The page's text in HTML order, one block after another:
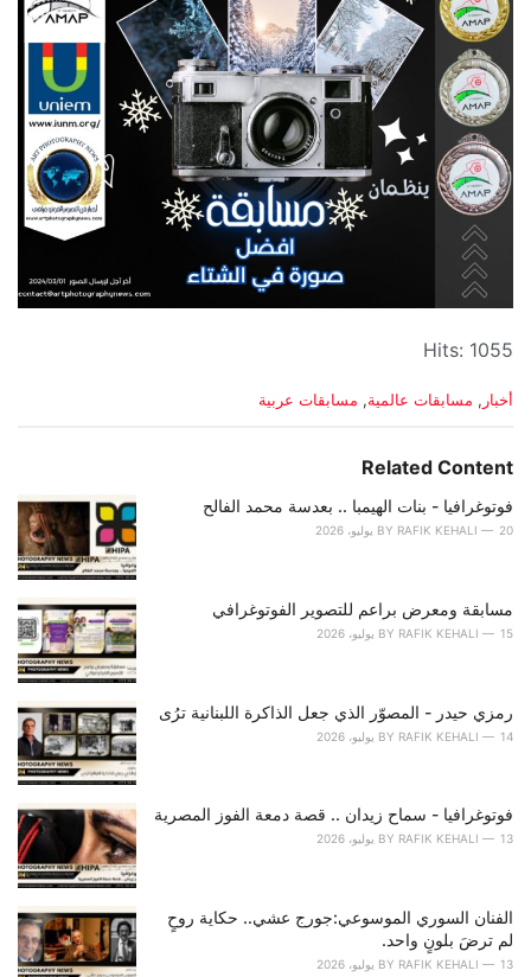
Hits: 1055
C
e
o
r
:
أخبار , مسابقات عالمية, مسابقات عربية
Related Content
فوتوغرافيا - بنات الهيمبا .. بعدسة محمد الفالح
BY RAFIK KEHALI 20 يوليو، 2026
مسابقة ومعرض براعم للتصوير الفوتوغرافي
BY RAFIK KEHALI 15 يوليو، 2026
رمزي حيدر - المصوّر الذي جعل الذاكرة اللبنانية ترُى
BY RAFIK KEHALI 14 يوليو، 2026
فوتوغرافيا - سماح زيدان .. قصة دمعة الفوز المصرية
BY RAFIK KEHALI 13 يوليو، 2026
الفنان السوري الموسوعي:جورج عشي.. حكاية روحٍ
لم ترضَ بلونٍ واحد.
BY RAFIK KEHALI 13 يوليو، 2026